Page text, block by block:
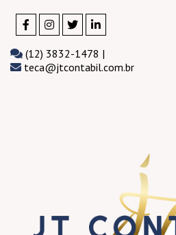
(12) 3832-1478 |
teca@jtcontabil.com.br